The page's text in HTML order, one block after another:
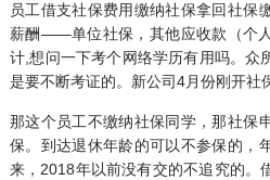
员工借支社保费用缴纳社保拿回社保
薪酬——单位社保，其他应收款（个
计,想问一下考个网络学历有用吗。众
是要不断考证的。新公司4月份刚开社
那这个员工不缴纳社保同学，那社保
保。到达退休年龄的可以不参保的，
来，2018年以前没有交的不追究的。